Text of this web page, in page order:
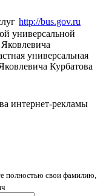
http://bus.gov.ru
универсальной
универсальная
Курбатова
интернет-рекламы
полностью свои фамилию,